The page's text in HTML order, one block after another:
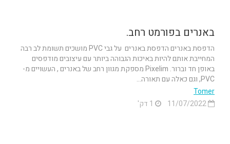
באנרים בפורמט רחב.
הדפסת באנרים הדפסת באנרים על גבי PVC מושכים תשומת לב רבה
המחייבת אותם להיות באיכות הגבוהה ביותר עם עיצובים מודפסים
באופן חד וברור. Pixelim מספקת מגוון רחב של באנרים , העשויים מ-
PVC, וגם כאלה עם תאורה...
Tomer